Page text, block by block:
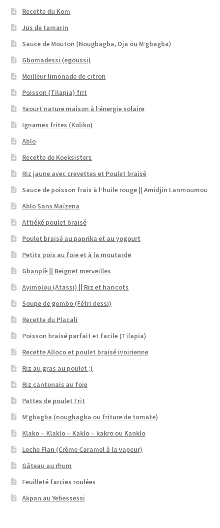
Recette du Kom
Jus de tamarin
Sauce de Mouton (Nougbagba, Dja ou M’gbagba)
Gbomadessi (egoussi)
Meilleur limonade de citron
Poisson (Tilapia) frit
Yaourt nature maison à l’énergie solaire
Ignames frites (Koliko)
Ablo
Recette de Koeksisters
Riz jaune avec crevettes et Poulet braisé
Sauce de poisson frais à l’huile rouge || Amidjin Lanmoumou
Ablo Sans Maïzena
Attiéké poulet braisé
Poulet braisé au paprika et au yogourt
Petits pois au foie et à la moutarde
Gbanplè || Beignet merveilles
Ayimolou (Atassi) || Riz et haricots
Soupe de gombo (Fétri dessi)
Recette du Placali
Poisson braisé parfait et facile (Tilapia)
Recette Alloco et poulet braisé ivoirienne
Riz au gras au poulet ;)
Riz cantonais au foie
Pattes de poulet Frit
M’gbagba (nougbagba ou friture de tomate)
Klako – Klaklo – Kaklo – kakro ou Kanklo
Leche Flan (Crème Caramel à la vapeur)
Gâteau au rhum
Feuilleté farcies roulées
Akpan au Yebessessi